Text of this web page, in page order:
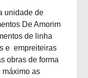
unidade de
De Amorim
de linha
e empreiteiras
obras de forma
máximo as